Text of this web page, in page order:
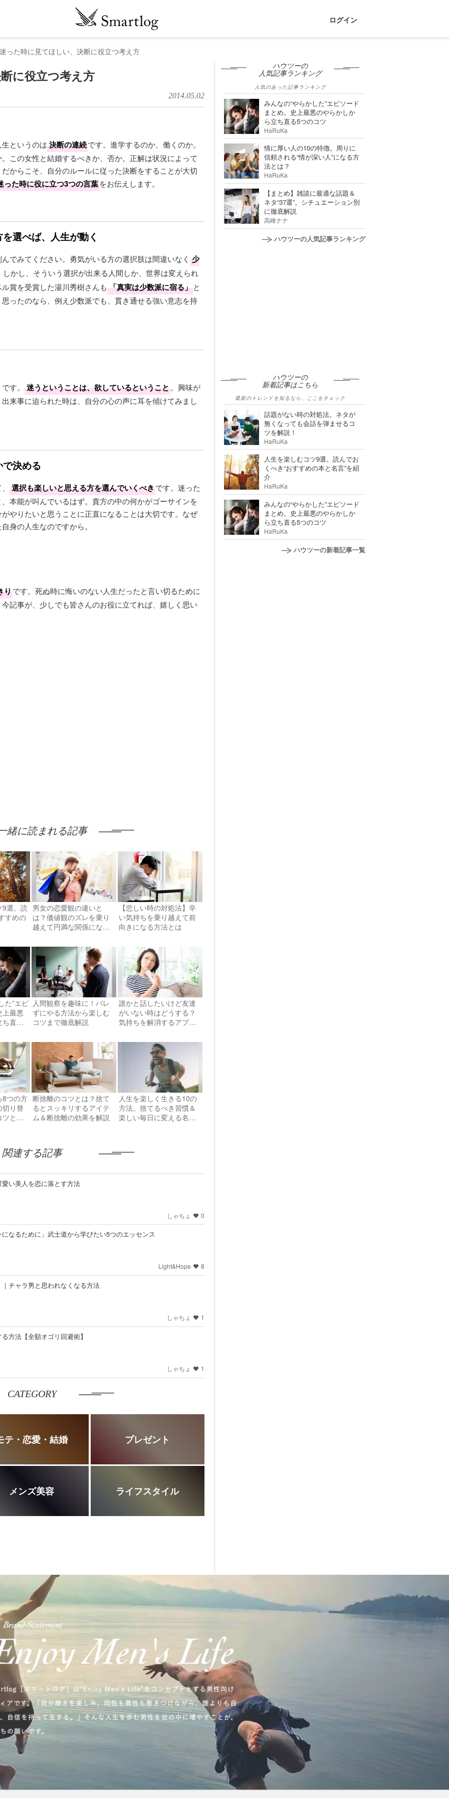
ログイン
迷った時に見てほしい、決断に役立つ考え方
に役立つ考え方
2014.05.02
というのは 決断の連続です。進学するのか、働くのか。
この女性と結婚するべきか、否か。正解は状況によって
からこそ、自分のルールに従った決断をすることが大切
った時に役に立つ3つの言葉をお伝えします。
選べば、人生が動く
でみてください。勇気がいる方の選択肢は間違いなく 少
かし、そういう選択が出来る人間しか、世界は変えられ
賞を受賞した湯川秀樹さんも 「真実は少数派に宿る」と
ったのなら、例え少数派でも、貫き通せる強い意志を持
す。 迷うということは、欲しているということ。興味が
来事に迫られた時は、自分の心の声に耳を傾けてみまし
決める
選択も楽しいと思える方を選んでいくべきです。迷った
本能が叫んでいるはず。貴方の中の何かがゴーサインを
やりたいと思うことに正直になることは大切です。なぜ
身の人生なのですから。
りです。死ぬ時に悔いのない人生だったと言い切るために
記事が、少しでも皆さんのお役に立てれば、嬉しく思い
緒に読まれる記事
9選。読
すめの
男女の恋愛観の違いと
は？価値観のズレを乗り
越えて円満な関係になる
【悲しい時の対処法】辛
い気持ちを乗り越えて前
向きになる方法とは
た”エピ
上最悪
直る5
人間観察を趣味に！バレ
ずにやる方法から楽しむ
コツまで徹底解説
誰かと話したいけど友達
がいない時はどうする？
気持ちを解消するアプリ
8つの方
切り替
と
断捨離のコツとは？捨て
るとスッキリするアイテ
ム＆断捨離の効果を解説
人生を楽しく生きる10の
方法。捨てるべき習慣＆
楽しい毎日に変える名言
関連する記事
い美人を恋に落とす方法
しゃちょ 0
なるために」武士道から学びたい5つのエッセンス
Light&Hope 8
チャラ男と思われなくなる方法
しゃちょ 1
方法【全額オゴリ回避術】
しゃちょ 1
CATEGORY
テ・恋愛・結婚 プレゼント
メンズ美容 ライフスタイル
ハウツーの
人気記事ランキング
人気のあった記事ランキング
みんなの“やらかした”エピソード
まとめ。史上最悪のやらかしか
ら立ち直る5つのコツ
HaRuKa
情に厚い人の10の特徴。周りに
信頼される“情が深い人”になる方
法とは？
HaRuKa
【まとめ】雑談に最適な話題＆
ネタ“37選”。シチュエーション別
に徹底解説
高峰ナナ
ハウツーの人気記事ランキング
ハウツーの
新着記事はこちら
最新のトレンドを知るなら、ここをチェック
話題がない時の対処法。ネタが
無くなっても会話を弾ませるコ
ツを解説！
HaRuKa
人生を楽しむコツ9選。読んでお
くべき“おすすめの本と名言”を紹
介
HaRuKa
みんなの“やらかした”エピソード
まとめ。史上最悪のやらかしか
ら立ち直る5つのコツ
HaRuKa
ハウツーの新着記事一覧